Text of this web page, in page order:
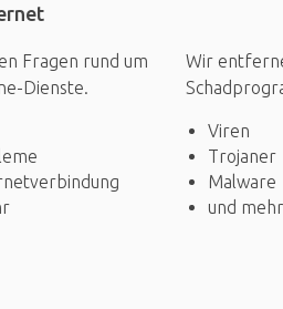
Fragen rund um
Dienste.
Wir
Viren
Trojaner
Malware
und mehr